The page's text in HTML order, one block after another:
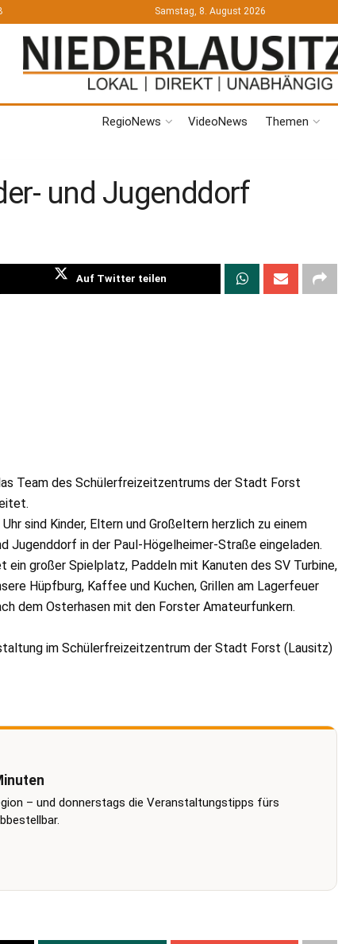
Samstag, 8. August 2026
RegioNews VideoNews Themen
und Jugenddorf
Auf Twitter teilen
Team des Schülerfreizeitzentrums der Stadt Forst
sind Kinder, Eltern und Großeltern herzlich zu einem
Jugenddorf in der Paul-Högelheimer-Straße eingeladen.
ein großer Spielplatz, Paddeln mit Kanuten des SV Turbine,
Hüpfburg, Kaffee und Kuchen, Grillen am Lagerfeuer
dem Osterhasen mit den Forster Amateurfunkern.
im Schülerfreizeitzentrum der Stadt Forst (Lausitz)
– und donnerstags die Veranstaltungstipps fürs